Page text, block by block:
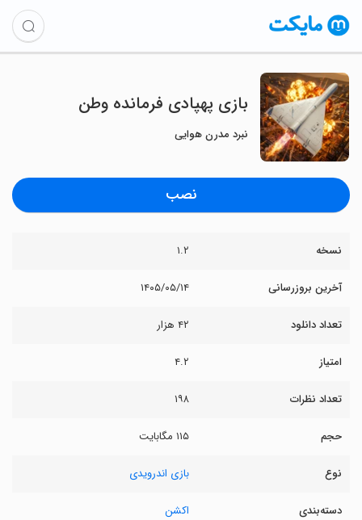
‏‏‏‏‏‏بازی پهپادی فرمانده وطن
نبرد مدرن هوایی
نصب
نسخه ۱.۲
آخرین بروزرسانی ۱۴۰۵/۰۵/۱۴
تعداد دانلود ۴۲ هزار
امتیاز ۴.۲
تعداد نظرات ۱۹۸
حجم ۱۱۵ مگابایت
نوع بازی اندرویدی
دسته‌بندی اکشن